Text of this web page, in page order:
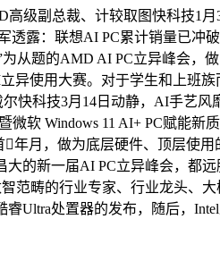
副总裁、计较取图快科技1月
露：联想AI PC累计销量已冲
从题的AMD AI PC立异峰会
异使用大赛。对于学生和上班
快科技3月14日动静，AI手艺
软 Windows 11 AI+ PC赋能
年月，做为底层硬件、顶层使
的新一届AI PC立异峰会，都
畴的行业专家、行业龙头、
Ultra处置器的发布，随后，